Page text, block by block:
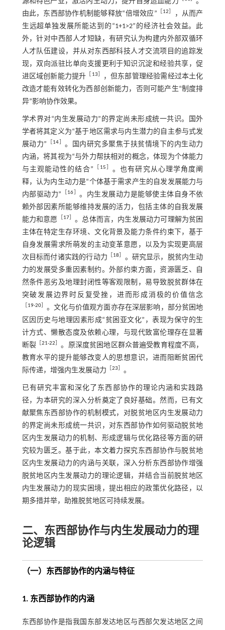
由此，东西部协作机制能够释放“倍增效应”
12
，从而产
生远超单独发展所能达到的“1+1>2”的经济社会效益。此
外，针对中西部人才短缺，有研究认为构建内外部双循环
人才队伍建设，并从对东西部科技人才交流项目的追踪发
现，双向派驻比单向支援更利于知识沉淀和经验共享，促
进区域创新能力提升
13
，但东部管理经验需经过本土化
改造才能有效转化为西部创新能力，否则可能产生“制度排
异”影响协作效果。
学术界对“内生发展动力”的界定尚未形成统一共识。国外
学者将其定义为“基于地区需求与内生潜力的自主参与式发
展动力”
14
。国内研究多聚焦于扶贫情境下的内生动力
内涵，将其视为“与外力帮扶相对的概念，体现为个体能力
与主观能动性的结合”
15
。也有研究从心理学角度阐
释，认为内生动力是“个体基于需求产生的自发发展能力与
内部驱动力”
16
。内生发展动力是能够使主体自身不依
赖外部因素所能够维持发展的活力，包括主体的自我发展
能力和意愿
17］ 。总体而言，内生发展动力可理解为贫困
主体在特定生存环境、文化背景及能力条件约束下，基于
自身发展需求所萌发的主动变革意愿，以及为实现更高层
次目标而付诸实践的行动力
18
。研究显示，脱贫内生动
力的发展受多重因素制约。外部约束方面，资源匮乏、自
然条件恶劣及地理封闭性等客观限制，易导致脱贫群体在
突破发展边界时反复受挫，进而形成消极的价值信念
19⁃20］ 。文化与价值观方面亦存在深层影响，部分贫困地
区因历史与地理因素形成“贫困亚文化”，表现为保守的生
计方式、懒散态度及依赖心理，与现代致富伦理存在显著
断裂 ［21⁃22
。原深度贫困地区群众普遍受教育程度不高，
教育水平的提升能够改变人的思想意识，进而阻断贫困代
际传递，增强内生发展动力
23 。
已有研究丰富和深化了东西部协作的理论内涵和实践路
径，为本研究的深入分析奠定了良好基础。然而，已有文
献聚焦东西部协作的机制模式，对脱贫地区内生发展动力
的界定尚未形成统一共识，对东西部协作如何驱动脱贫地
区内生发展动力的机制、形成逻辑与优化路径等方面的研
究较为匮乏。基于此，本文着力探究东西部协作与脱贫地
区内生发展动力的内涵与关联，深入分析东西部协作增强
脱贫地区内生发展动力的理论逻辑，并结合当前脱贫地区
内生发展动力的现实困境，提出相应的政策优化路径，以
期多措并举，助推脱贫地区可持续发展。
二、东西部协作与内生发展动力的理
论逻辑
（一）东西部协作的内涵与特征
1. 东西部协作的内涵
东西部协作是指我国东部发达地区与西部欠发达地区之间